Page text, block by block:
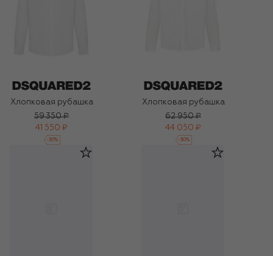
Хлопковая рубашка
59 350 ₽
41 550 ₽
-30%
Хлопковая рубашка
62 950 ₽
44 050 ₽
-30%